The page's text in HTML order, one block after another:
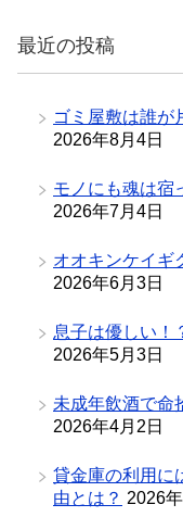
ー
最近の投稿
ゴミ屋敷は誰が
2026年8月4日
モノにも魂は宿
2026年7月4日
オオキンケイギ
2026年6月3日
息子は優しい！
2026年5月3日
未成年飲酒で命
2026年4月2日
貸金庫の利用に
由とは？ 2026